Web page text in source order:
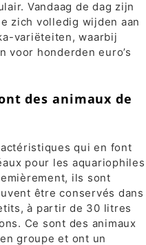
Vandaag de dag zijn
zich volledig wijden aan
variëteiten, waarbij
voor honderden euro’s
des animaux de
qui en font
pour les aquariophiles
ils sont
être conservés dans
à partir de 30 litres
Ce sont des animaux
groupe et ont un